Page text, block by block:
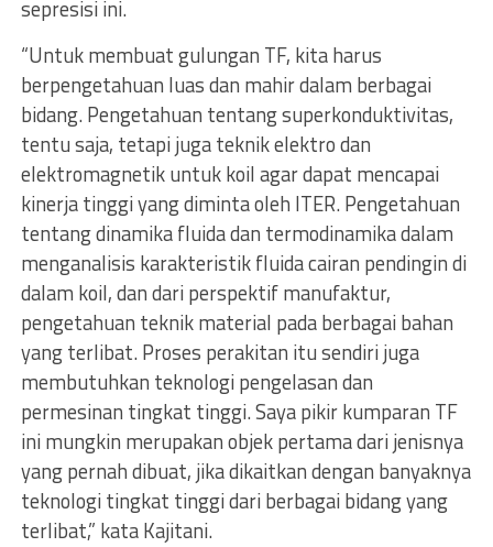
sepresisi ini.
“Untuk membuat gulungan TF, kita harus
berpengetahuan luas dan mahir dalam berbagai
bidang. Pengetahuan tentang superkonduktivitas,
tentu saja, tetapi juga teknik elektro dan
elektromagnetik untuk koil agar dapat mencapai
kinerja tinggi yang diminta oleh ITER. Pengetahuan
tentang dinamika fluida dan termodinamika dalam
menganalisis karakteristik fluida cairan pendingin di
dalam koil, dan dari perspektif manufaktur,
pengetahuan teknik material pada berbagai bahan
yang terlibat. Proses perakitan itu sendiri juga
membutuhkan teknologi pengelasan dan
permesinan tingkat tinggi. Saya pikir kumparan TF
ini mungkin merupakan objek pertama dari jenisnya
yang pernah dibuat, jika dikaitkan dengan banyaknya
teknologi tingkat tinggi dari berbagai bidang yang
terlibat,” kata Kajitani.